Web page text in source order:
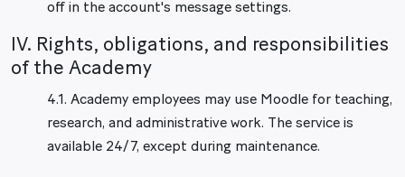
off in the account's message settings.
IV. Rights, obligations, and responsibilities
of the Academy
4.1. Academy employees may use Moodle for teaching,
research, and administrative work. The service is
available 24/7, except during maintenance.